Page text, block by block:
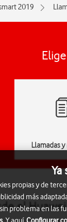
2019
Llamadas y
el
Ya
propias y de
más
problema en las